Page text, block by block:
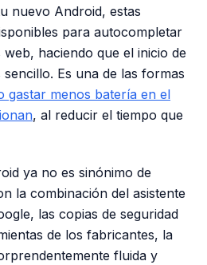
nuevo Android, estas
para autocompletar
haciendo que el inicio de
Es una de las formas
gastar menos batería en el
, al reducir el tiempo que
ya no es sinónimo de
la combinación del asistente
las copias de seguridad
de los fabricantes, la
fluida y